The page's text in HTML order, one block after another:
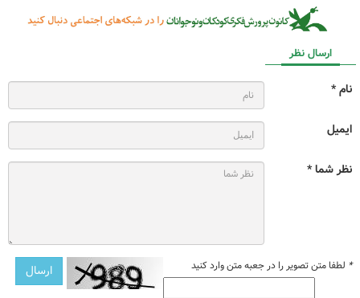
ارسال نظر
نام *
ایمیل
نظر شما *
* لطفا متن تصویر را در جعبه متن وارد کنید